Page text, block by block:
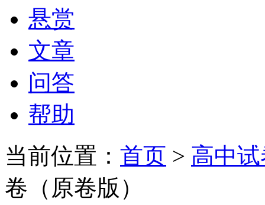
悬赏
文章
问答
帮助
当前位置： 首页 > 高中
卷（原卷版）